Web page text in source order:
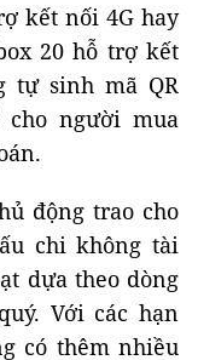
kết nối 4G hay
20 hỗ trợ kết
tự sinh mã QR
người mua
động trao cho
chi không tài
dựa theo dòng
Với các hạn
có thêm nhiều